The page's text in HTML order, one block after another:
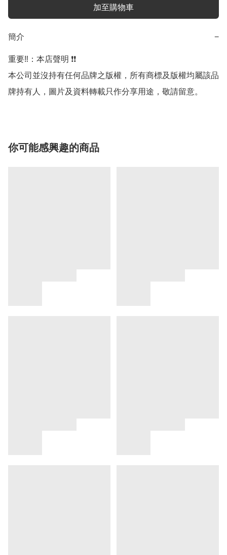
加至購物車
簡介 −
重要‼️：本店聲明 ❗️❗️
本公司並沒持有任何品牌之版權，所有商標及版權均屬該品
牌持有人，圖片及資料轉載只作分享用途，敬請留意。
你可能感興趣的商品